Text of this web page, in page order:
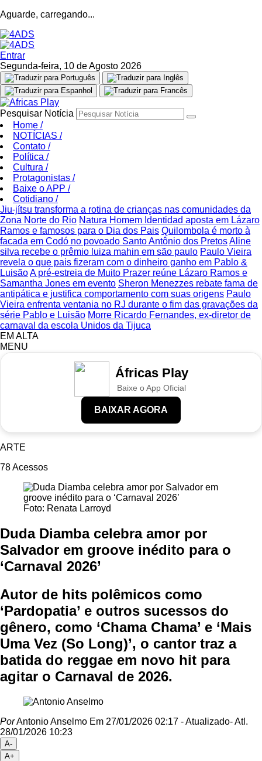
Aguarde, carregando...
Entrar
Segunda-feira, 10 de Agosto 2026
Pesquisar Notícia
Home /
NOTÍCIAS /
Contato /
Política /
Cultura /
Protagonistas /
Baixe o APP /
Cotidiano /
Jiu-jítsu transforma a rotina de crianças nas comunidades da
Zona Norte do Rio Natura Homem Identidad aposta em Lázaro
Ramos e famosos para o Dia dos Pais Quilombola é morto à
facada em Codó no povoado Santo Antônio dos PretosAline
silva recebe o prêmio luiza mahin em são paulo Paulo Vieira
revela o que pais fizeram com o dinheiro ganho em Pablo &
LuisãoA pré-estreia de Muito Prazer reúne Lázaro Ramos e
Samantha Jones em evento Sheron Menezzes rebate fama de
antipática e justifica comportamento com suas origens Paulo
Vieira enfrenta ventania no RJ durante o fim das gravações da
série Pablo e Luisão Morre Ricardo Fernandes, ex-diretor de
carnaval da escola Unidos da Tijuca
EM ALTA
MENU
Áfricas Play
Baixe o App Oficial
BAIXAR AGORA
ARTE
78Acessos
Foto: Renata Larroyd
Duda Diamba celebra amor por
Salvador em groove inédito para o
‘Carnaval 2026’
Autor de hits polêmicos como
‘Pardopatia’ e outros sucessos do
gênero, como ‘Chama Chama’ e ‘Mais
Uma Vez (So Long)’, o cantor traz a
batida do reggae em novo hit para
agitar o Carnaval de 2026.
PorAntonio Anselmo Em 27/01/2026 02:17 - Atualizado- Atl.
28/01/2026 10:23
A-
A+